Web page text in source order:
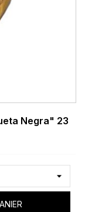
Negra" 23